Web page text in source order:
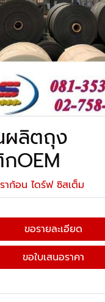
ผลิตถุง
OEM
าก้อน ไดร์ฟ ซิสเต็ม
ขอรายละเอียด
ขอใบเสนอราคา